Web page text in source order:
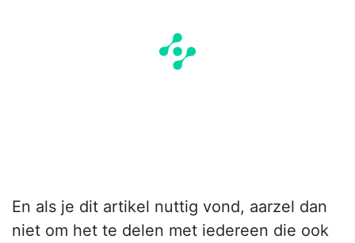
En als je dit artikel nuttig vond, aarzel dan
niet om het te delen met iedereen die ook